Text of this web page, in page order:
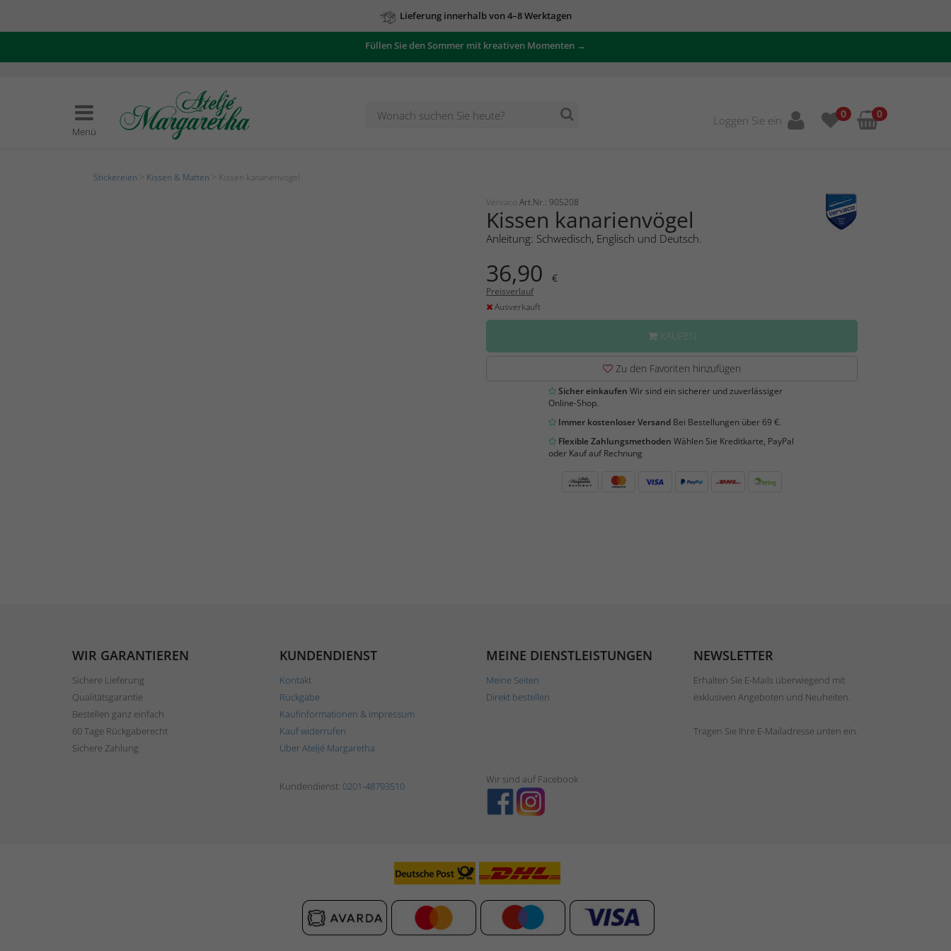
Lieferung innerhalb von 4–8 Werktagen
Füllen Sie den Sommer mit kreativen Momenten →
Menü
Loggen Sie ein 0 0
Stickereien Kissen & Matten > Kissen kanarienvögel
Vervaco Art.Nr.: 905208
Kissen kanarienvögel
Anleitung: Schwedisch, Englisch und Deutsch.
36,90 €
Preisverlauf
Ausverkauft
KAUFEN
Zu den Favoriten hinzufügen
Sicher einkaufen Wir sind ein sicherer und zuverlässiger
Online-Shop.
Immer kostenloser VersandBei Bestellungen über 69 €.
Flexible Zahlungsmethoden Wählen Sie Kreditkarte, PayPal
oder Kauf auf Rechnung
WIR GARANTIEREN
Sichere Lieferung
Qualitätsgarantie
Bestellen ganz einfach
60 Tage Rückgaberecht
Sichere Zahlung
KUNDENDIENST
Kontakt
Rückgabe
Kaufinformationen & Impressum
Kauf widerrufen
Über Ateljé Margaretha
MEINE DIENSTLEISTUNGEN
Meine Seiten
Direkt bestellen
NEWSLETTER
Erhalten Sie E-Mails überwiegend mit
exklusiven Angeboten und Neuheiten.
Tragen Sie Ihre E-Mailadresse unten ein.
Kundendienst: 0201-48793510
Wir sind auf Facebook